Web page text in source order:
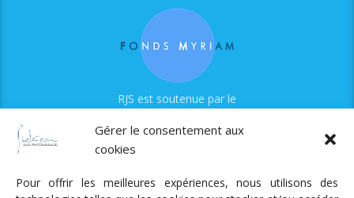
Gérer le consentement aux
cookies
Pour offrir les meilleures expériences, nous utilisons des
RJS est soutenue par le